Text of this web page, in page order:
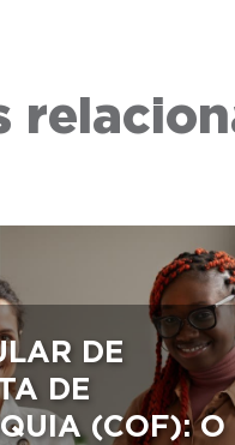
DE
DE
(COF): O